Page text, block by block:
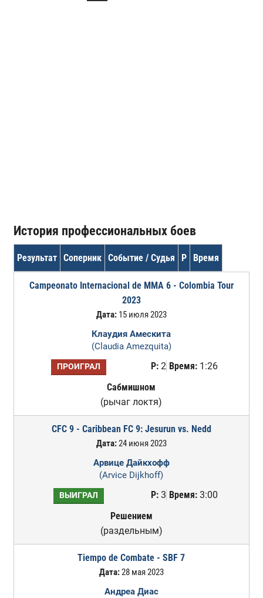
История профессиональных боев
Результат Соперник Событие / Судья Р Время
Campeonato Internacional de MMA 6 - Colombia Tour
2023
Дата:15 июля 2023
Клаудия Амескита
(Claudia Amezquita)
ПРОИГРАЛ Р:2 Время:1:26
Сабмишном
(рычаг локтя)
CFC 9 - Caribbean FC 9: Jesurun vs. Nedd
Дата:24 июня 2023
Арвице Дайкхофф
(Arvice Dijkhoff)
ВЫИГРАЛ Р:3 Время:3:00
Решением
(раздельным)
Tiempo de Combate - SBF 7
Дата:28 мая 2023
Андреа Диас